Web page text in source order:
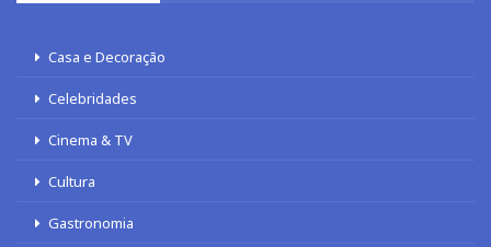
Casa e Decoração
Celebridades
Cinema & TV
Cultura
Gastronomia